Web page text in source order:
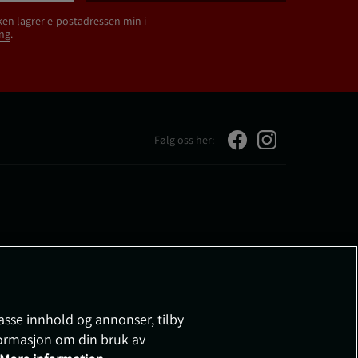
lagrer e-postadressen min i
.
Følg oss her:
innhold og annonser, tilby
om din bruk av